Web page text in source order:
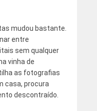
mudou bastante.
entre
sem qualquer
vinha de
as fotografias
casa, procura
descontraído.